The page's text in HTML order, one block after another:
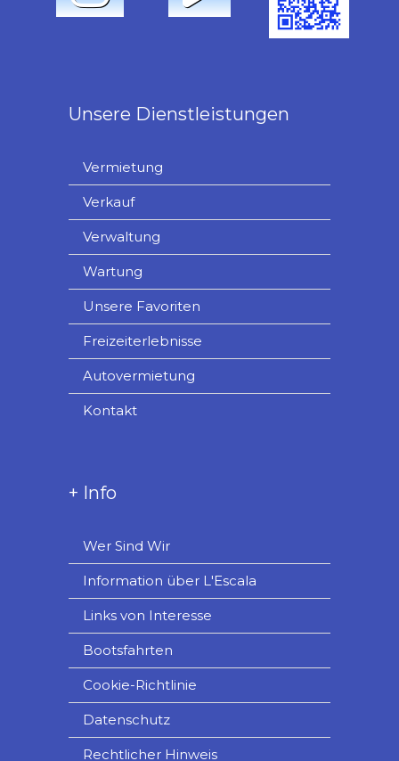
Unsere Dienstleistungen
Vermietung
Verkauf
Verwaltung
Wartung
Unsere Favoriten
Freizeiterlebnisse
Autovermietung
Kontakt
+ Info
Wer Sind Wir
Information über L'Escala
Links von Interesse
Bootsfahrten
Cookie-Richtlinie
Datenschutz
Rechtlicher Hinweis